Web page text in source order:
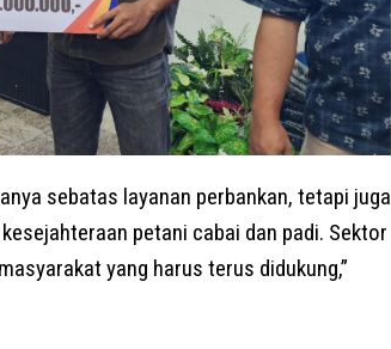
sebatas layanan perbankan, tetapi juga
petani cabai dan padi. Sektor
yang harus terus didukung,”